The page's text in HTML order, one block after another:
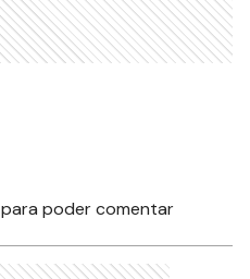
para poder comentar